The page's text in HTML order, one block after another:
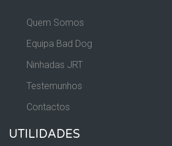
Quem Somos
Equipa Bad Dog
Ninhadas JRT
Testemunhos
Contactos
UTILIDADES